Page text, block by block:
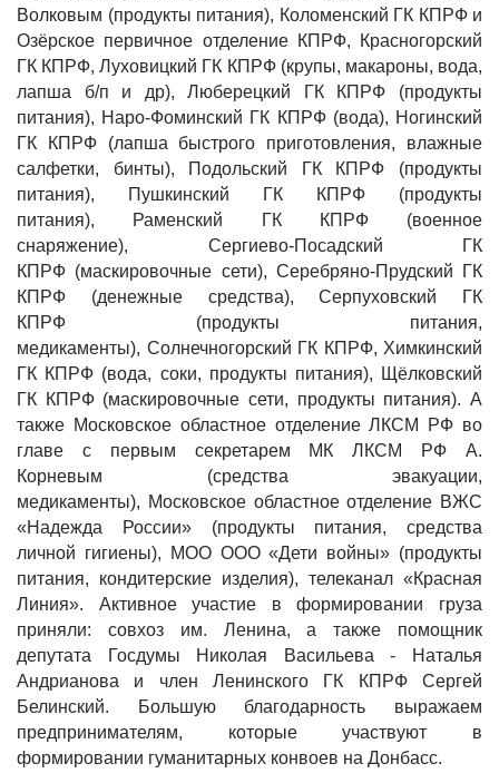
Волковым (продукты питания), Коломенский ГК КПРФ и
Озёрское первичное отделение КПРФ,
Красногорский
ГК КПРФ,Луховицкий ГК КПРФ(крупы, макароны, вода,
лапша б/п и др),Люберецкий ГК КПРФ (продукты
питания), Наро-Фоминский ГК КПРФ(вода), Ногинский
ГК КПРФ(лапша быстрого приготовления, влажные
салфетки, бинты),
Подольский ГК КПРФ (продукты
питания),
Пушкинский ГК КПРФ (продукты
питания),
Раменский ГК КПРФ(военное
снаряжение), Сергиево-Посадский ГК
КПРФ (маскировочные сети), Серебряно-Прудский ГК
КПРФ (денежные средства),Серпуховский ГК
КПРФ (продукты питания,
медикаменты), Солнечногорский ГК КПРФ, Химкинский
ГК КПРФ (вода, соки, продукты питания),
Щёлковский
ГК КПРФ(маскировочные сети, продукты питания). А
также Московское областное отделение ЛКСМ РФ во
главе с первым секретарем МК ЛКСМ РФ А.
Корневым (средства эвакуации,
медикаменты), Московское областное отделение ВЖС
«Надежда России»(продукты питания, средства
личной гигиены),
МОО ООО «Дети войны» (продукты
питания, кондитерские изделия), телеканал «Красная
Линия». Активное участие в формировании груза
приняли: совхоз им. Ленина, а также помощник
депутата Госдумы Николая Васильева -
Наталья
Андрианова и член Ленинского ГК КПРФ Сергей
Белинский. Большую благодарность выражаем
предпринимателям, которые участвуют в
формировании гуманитарных конвоев на Донбасс.